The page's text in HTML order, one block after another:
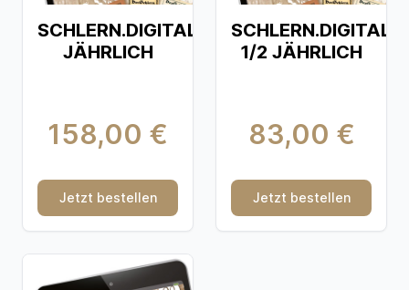
SCHLERN.DIGITAL
JÄHRLICH
158,00 €
Jetzt bestellen
SCHLERN.DIGITAL
1/2 JÄHRLICH
83,00 €
Jetzt bestellen